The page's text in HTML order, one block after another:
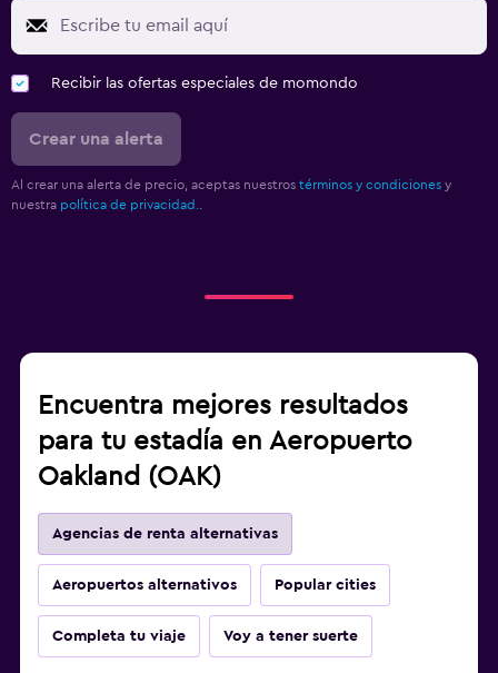
Recibir las ofertas especiales de momondo
Crear una alerta
Al crear una alerta de precio, aceptas nuestros términos y condiciones y
nuestra política de privacidad..
Encuentra mejores resultados
para tu estadía en Aeropuerto
Oakland (OAK)
Agencias de renta alternativas
Aeropuertos alternativos Popular cities
Completa tu viaje Voy a tener suerte